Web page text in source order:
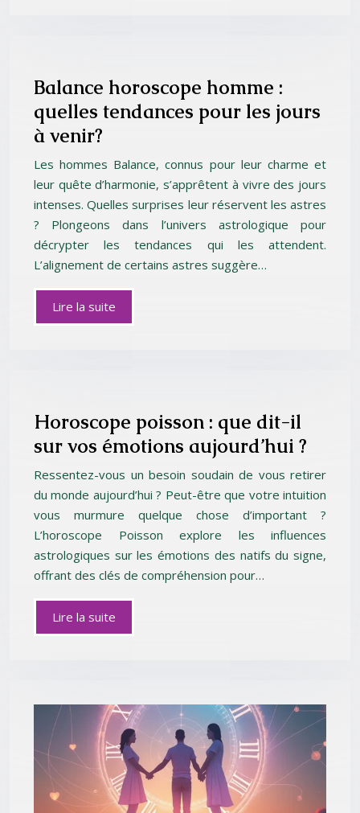
Balance horoscope homme :
quelles tendances pour les jours
à venir?
Les hommes Balance, connus pour leur charme et
leur quête d’harmonie, s’apprêtent à vivre des jours
intenses. Quelles surprises leur réservent les astres
? Plongeons dans l’univers astrologique pour
décrypter les tendances qui les attendent.
L’alignement de certains astres suggère…
Lire la suite
Horoscope poisson : que dit-il
sur vos émotions aujourd’hui ?
Ressentez-vous un besoin soudain de vous retirer
du monde aujourd’hui ? Peut-être que votre intuition
vous murmure quelque chose d’important ?
L’horoscope Poisson explore les influences
astrologiques sur les émotions des natifs du signe,
offrant des clés de compréhension pour…
Lire la suite